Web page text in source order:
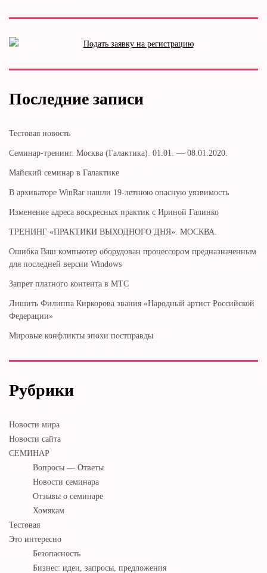
Последние записи
Тестовая новость
Cеминар-тренинг. Москва (Галактика). 01.01. — 08.01.2020.
Майский семинар в Галактике
В архиваторе WinRar нашли 19-летнюю опасную уязвимость
Изменение адреса воскресных практик с Ириной Галинко
ТРЕНИНГ «ПРАКТИКИ ВЫХОДНОГО ДНЯ». МОСКВА.
Ошибка Ваш компьютер оборудован процессором предназначенным
для последней версии Windows
Запрет платного контента в МТС
Лишить Филиппа Киркорова звания «Народный артист Российской
Федерации»
Мировые конфликты эпохи постправды
Рубрики
Новости мира
Новости сайта
СЕМИНАР
Вопросы — Ответы
Новости семинара
Отзывы о семинаре
Хомякам
Тестовая
Это интересно
Безопасность
Бизнес: идеи, запросы, предложения